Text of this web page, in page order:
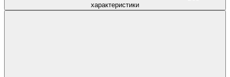
характеристики